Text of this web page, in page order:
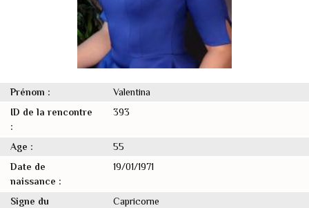
Prénom :
Valentina
ID de la rencontre
:
393
Age :
55
Date de
naissance :
19/01/1971
Signe du
Capricorne